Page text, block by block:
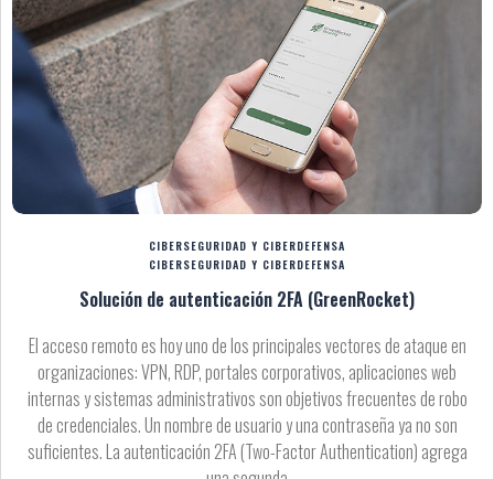
CIBERSEGURIDAD Y CIBERDEFENSA
CIBERSEGURIDAD Y CIBERDEFENSA
Solución de autenticación 2FA (GreenRocket)
El acceso remoto es hoy uno de los principales vectores de ataque en
organizaciones: VPN, RDP, portales corporativos, aplicaciones web
internas y sistemas administrativos son objetivos frecuentes de robo
de credenciales. Un nombre de usuario y una contraseña ya no son
suficientes. La autenticación 2FA (Two-Factor Authentication) agrega